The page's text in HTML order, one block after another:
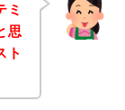
ミ
思
ト